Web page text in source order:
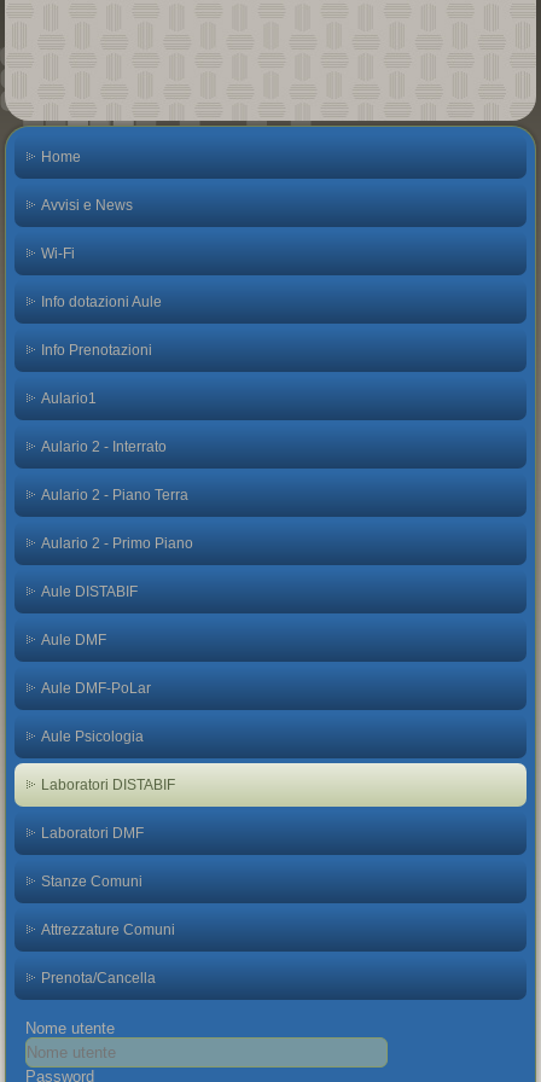
Home
Avvisi e News
Wi-Fi
Info dotazioni Aule
Info Prenotazioni
Aulario1
Aulario 2 - Interrato
Aulario 2 - Piano Terra
Aulario 2 - Primo Piano
Aule DISTABIF
Aule DMF
Aule DMF-PoLar
Aule Psicologia
Laboratori DISTABIF
Laboratori DMF
Stanze Comuni
Attrezzature Comuni
Prenota/Cancella
Nome utente
Password